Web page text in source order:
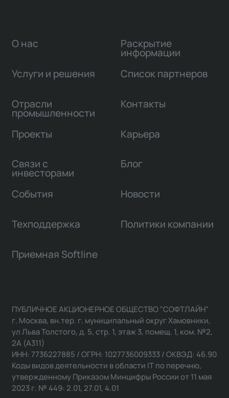
О нас
Услуги и решения
Отрасли
промышленности
Проекты
Связи с
инвесторами
Раскрытие
информации
Список партнеров
Контакты
Карьера
Блог
События Новости
Техподдержка Политики компании
Приемная Softline
ПУБЛИЧНОЕ АКЦИОНЕРНОЕ ОБЩЕСТВО "СОФТЛАЙН"
г. Москва, вн.тер. г. муниципальный округ Хамовники,
ул Льва Толстого, д. 5, стр. 1, этаж 3, помещ. 1, ком. №2,
2А (А311)
ИНН: 7736227885 / ОГРН: 1027736009333 / ОКВЭД: 46.90
Коды видов деятельности в области IT по перечню,
утвержденному Приказом Минцифры России от 11 мая
2023 г. № 449: 2.01, 27.01, 4.01